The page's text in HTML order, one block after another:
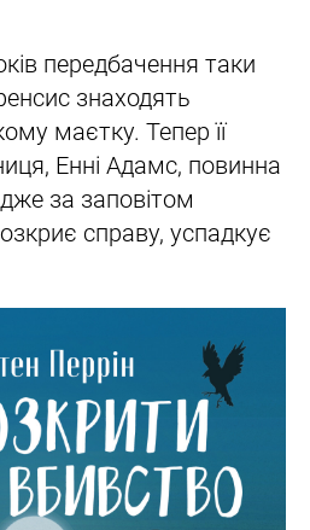
передбачення таки
знаходять
маєтку. Тепер її
Енні Адамс, повинна
за заповітом
справу, успадкує